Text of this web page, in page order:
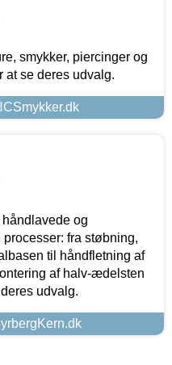
smykker, piercinger og
at se deres udvalg.
og
fra støbning,
til håndfletning af
af halv-ædelsten
udvalg.